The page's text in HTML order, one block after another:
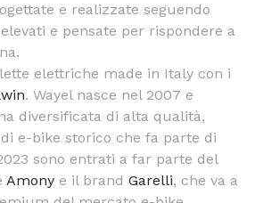
e realizzate seguendo
e pensate per rispondere a
elettriche made in Italy con i
. Wayel nasce nel 2007 e
diversificata di alta qualità,
e-bike storico che fa parte di
sono entrati a far parte del
Amony e il brand Garelli, che va a